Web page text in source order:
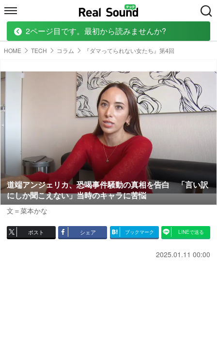
HOME MUSIC MOVIE TECH
HOME TECH コラム 『ダマってられない女たち』第4回
道端アンジェリカ、恐喝事件騒動の真相を告白 「言い訳
にしか聞こえない」当時のキャラに苦悩
文＝菜本かな
ポスト シェア ブックマーク LINEで送る
2025.01.11 00:00
2ページ目です。最初から読みませんか?